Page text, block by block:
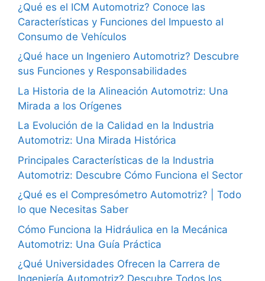
¿Qué es el ICM Automotriz? Conoce las
Características y Funciones del Impuesto al
Consumo de Vehículos
¿Qué hace un Ingeniero Automotriz? Descubre
sus Funciones y Responsabilidades
La Historia de la Alineación Automotriz: Una
Mirada a los Orígenes
La Evolución de la Calidad en la Industria
Automotriz: Una Mirada Histórica
Principales Características de la Industria
Automotriz: Descubre Cómo Funciona el Sector
¿Qué es el Compresómetro Automotriz? | Todo
lo que Necesitas Saber
Cómo Funciona la Hidráulica en la Mecánica
Automotriz: Una Guía Práctica
¿Qué Universidades Ofrecen la Carrera de